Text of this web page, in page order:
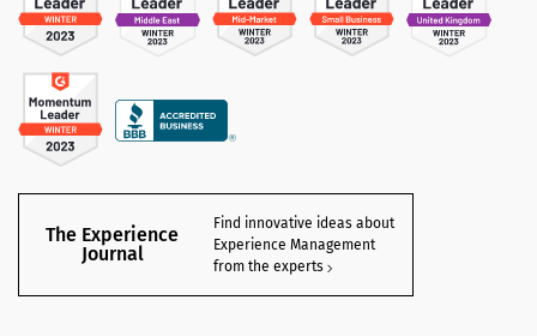
The Experience
Journal
Find innovative ideas about
Experience Management
from the experts